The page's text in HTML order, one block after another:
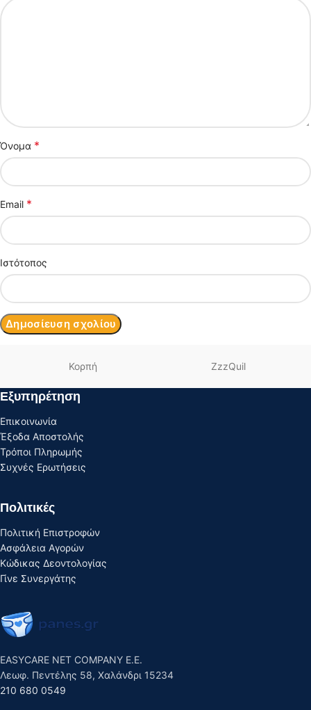
Όνομα *
Email *
Ιστότοπος
Κορπή ZzzQuil
Εξυπηρέτηση
Επικοινωνία
Έξοδα Αποστολής
Τρόποι Πληρωμής
Συχνές Ερωτήσεις
Πολιτικές
Πολιτική Επιστροφών
Ασφάλεια Αγορών
Κώδικας Δεοντολογίας
Γίνε Συνεργάτης
EASYCARE NET COMPANY E.E.
Λεωφ. Πεντέλης 58, Χαλάνδρι 15234
210 680 0549